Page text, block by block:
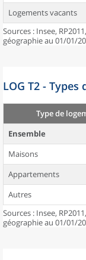
Logements vacants
Sources : Insee,
géographie au 01/01/
LOG T2 - Types
Type de
Ensemble
Maisons
Appartements
Autres
Sources : Insee,
géographie au 01/01/